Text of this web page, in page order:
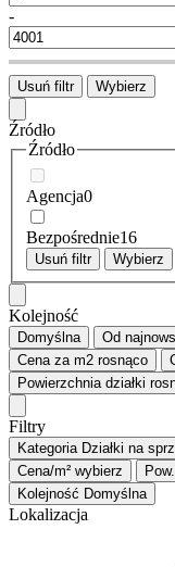
-
Usuń filtr Wybierz
Źródło
Źródło
Agencja0
Bezpośrednie16
Usuń filtr Wybierz
Kolejność
Domyślna Od
Cena za m2 rosnąco
Powierzchnia działki
Filtry
Kategoria Działki na
Cena/m² wybierz
Kolejność Domyślna
Lokalizacja